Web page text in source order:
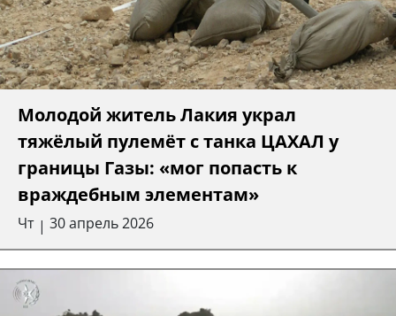
Молодой житель Лакия украл
тяжёлый пулемёт с танка ЦАХАЛ у
границы Газы: «мог попасть к
враждебным элементам»
Чт | 30 апрель 2026